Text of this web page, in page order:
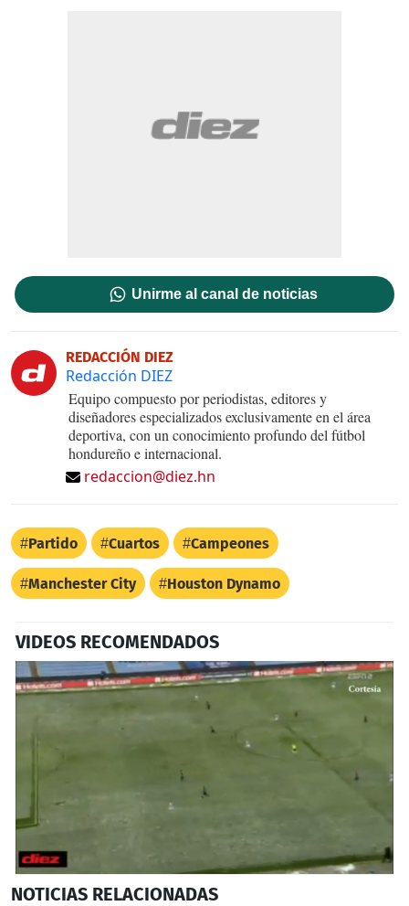
Unirme al canal de noticias
REDACCIÓN DIEZ
Redacción DIEZ
Equipo compuesto por periodistas, editores y
diseñadores especializados exclusivamente en el área
deportiva, con un conocimiento profundo del fútbol
hondureño e internacional.
redaccion@diez.hn
Partido Cuartos Campeones
Manchester City Houston Dynamo
VIDEOS RECOMENDADOS
seconds
NOTICIAS RELACIONADAS